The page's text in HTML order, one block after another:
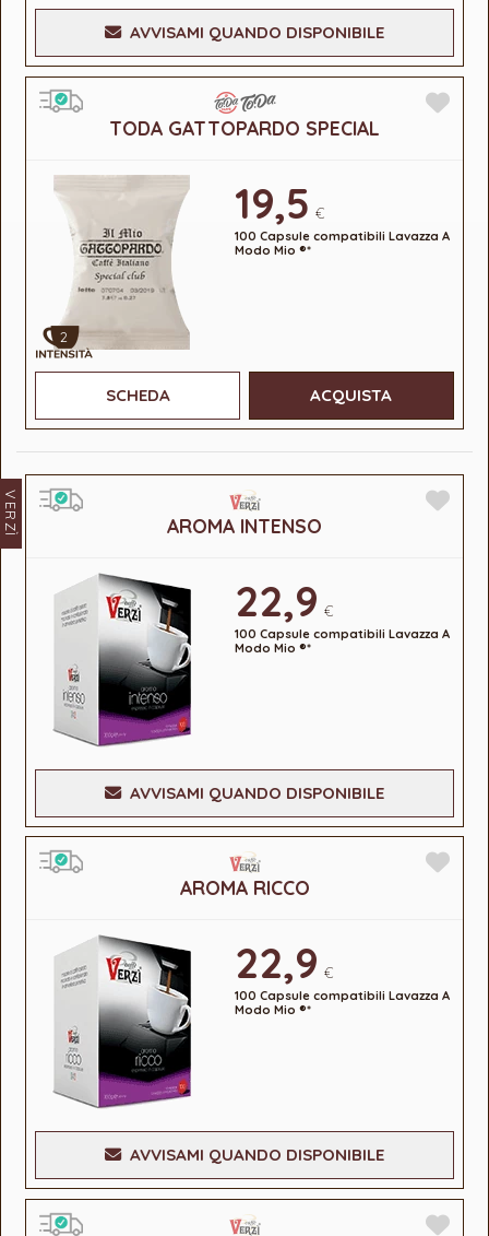
AVVISAMI QUANDO DISPONIBILE
TODA GATTOPARDO SPECIAL
2
19,5 €
100 Capsule compatibili Lavazza A
Modo Mio ®*
SCHEDA ACQUISTA
VERZÌ AROMA INTENSO
22,9 €
100 Capsule compatibili Lavazza A
Modo Mio ®*
AVVISAMI QUANDO DISPONIBILE
AROMA RICCO
22,9 €
100 Capsule compatibili Lavazza A
Modo Mio ®*
AVVISAMI QUANDO DISPONIBILE